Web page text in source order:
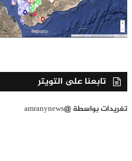
تابعنا على التويتر
تغريدات بواسطة @amranynews